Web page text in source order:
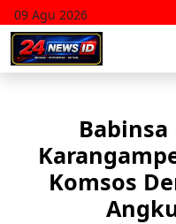
09 Agu 2026
Babinsa
Komsos